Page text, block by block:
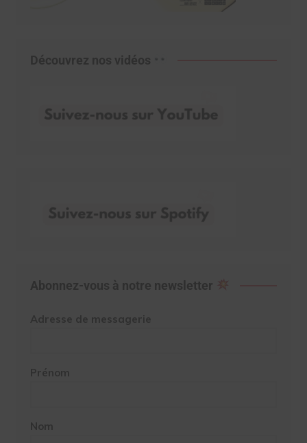
Découvrez nos vidéos
Abonnez-vous à notre newsletter
Adresse de messagerie
Prénom
Nom